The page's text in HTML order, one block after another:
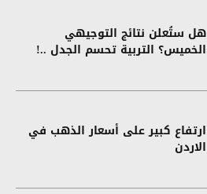
هل ستُعلن نتائج التوجيهي
الخميس؟ التربية تحسم الجدل ..!
ارتفاع كبير على أسعار الذهب في
الاردن